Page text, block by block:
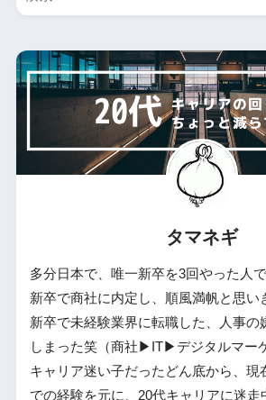
タマネギ
多分日本で、唯一新卒を3回やった人で
新卒で商社に内定し、順風満帆と思い
新卒で未経験業界に転職した、人事の
しまった笑（商社▶︎IT▶︎デジタルマー
キャリア迷い子だったどん底から、現
での経験を元に、20代キャリアに迷走